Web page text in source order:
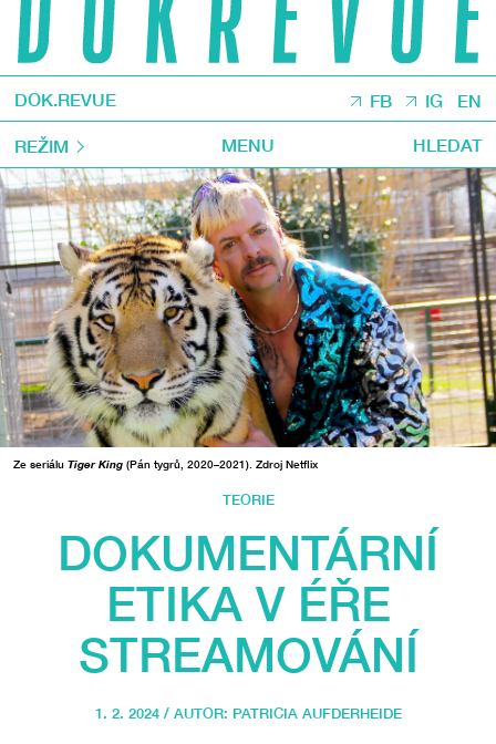
DOK.REVUE FB IG EN
REŽIM MENU HLEDAT
Ze seriálu Tiger King (Pán tygrů, 2020–2021). Zdroj Netflix
TEORIE
DOKUMENTÁRNÍ
ETIKA V ÉŘE
STREAMOVÁNÍ
1. 2. 2024 / AUTOR: PATRICIA AUFDERHEIDE